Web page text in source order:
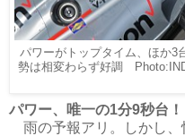
パワーがトップタイム、ほか3
勢は相変わらず好調
パワー、唯一の1分9秒台
雨の予報アリ。しかし、